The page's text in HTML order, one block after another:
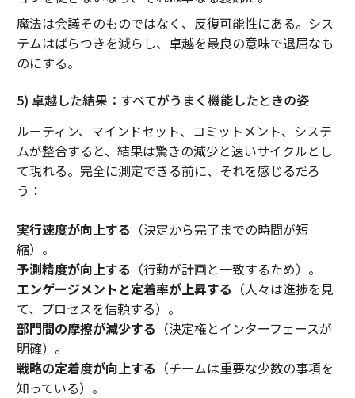
魔法は会議そのものではなく、反復可能性にある。シス
テムはばらつきを減らし、卓越を最良の意味で退屈なも
のにする。
5) 卓越した結果：すべてがうまく機能したときの姿
ルーティン、マインドセット、コミットメント、システ
ムが整合すると、結果は驚きの減少と速いサイクルとし
て現れる。完全に測定できる前に、それを感じるだろ
う：
実行速度が向上する （決定から完了までの時間が短
縮）。
予測精度が向上する （行動が計画と一致するため）。
エンゲージメントと定着率が上昇する （人々は進捗を見
て、プロセスを信頼する）。
部門間の摩擦が減少する （決定権とインターフェースが
明確）。
戦略の定着度が向上する （チームは重要な少数の事項を
知っている）。